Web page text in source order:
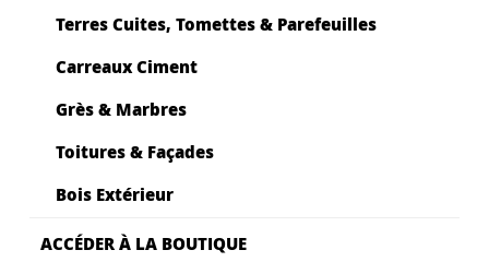
Terres Cuites, Tomettes & Parefeuilles
Carreaux Ciment
Grès & Marbres
Toitures & Façades
Bois Extérieur
ACCÉDER À LA BOUTIQUE